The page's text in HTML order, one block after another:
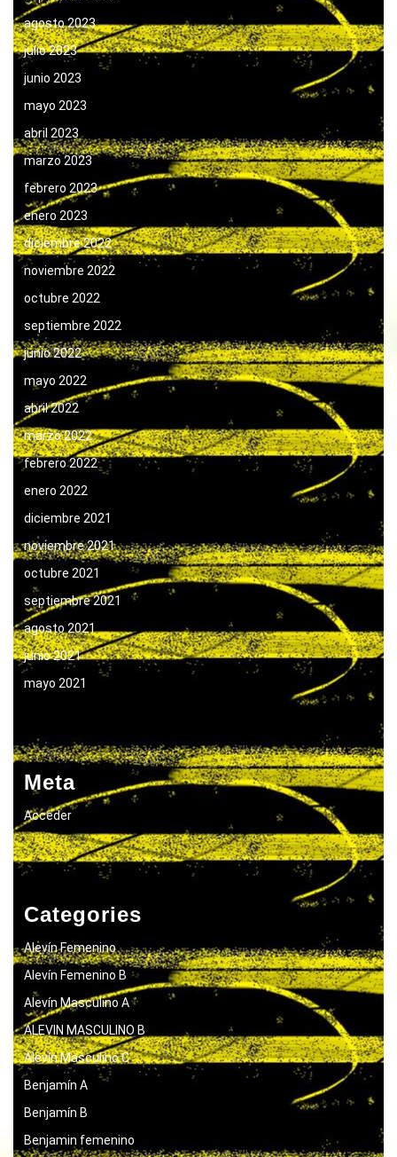
agosto 2023
julio 2023
junio 2023
mayo 2023
abril 2023
marzo 2023
febrero 2023
enero 2023
diciembre 2022
noviembre 2022
octubre 2022
septiembre 2022
junio 2022
mayo 2022
abril 2022
marzo 2022
febrero 2022
enero 2022
diciembre 2021
noviembre 2021
octubre 2021
septiembre 2021
agosto 2021
junio 2021
mayo 2021
Meta
Acceder
Categories
Alevín Femenino
Alevín Femenino B
Alevín Masculino A
ALEVIN MASCULINO B
Alevín Masculino C
Benjamín A
Benjamín B
Benjamin femenino